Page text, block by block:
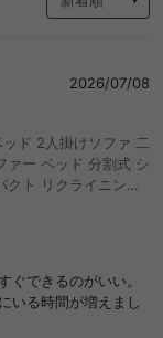
2026/07/08
ド 2人掛けソファ 二
ァー ベッド 分割式 シ
クト リクライニング
ぐできるのがいい。
いる時間が増えまし